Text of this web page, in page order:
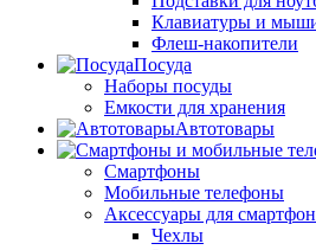
Клавиатуры и
Флеш-накопители
Посуда
Наборы посуды
Емкости для хранения
Автотовары
Смартфоны
Мобильные телефоны
Аксессуары для
Чехлы